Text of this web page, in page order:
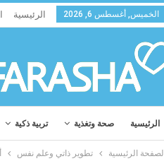
الخميس, أغسطس 6, 2026 الرئيسية
الرئيسية صحة وتغذية تربية ذكية
الصفحة الرئيسية تطوير ذاتي وعلم نفس